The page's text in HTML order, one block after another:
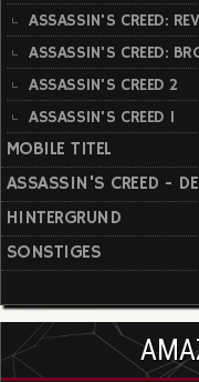
ASSASSIN'S CREED:
ASSASSIN'S CREED:
ASSASSIN'S CREED 2
ASSASSIN'S CREED 1
MOBILE TITEL
ASSASSIN'S CREED -
HINTERGRUND
SONSTIGES